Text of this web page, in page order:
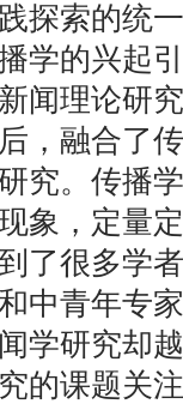
索的统一
学的兴起
闻理论研
，融合了
究。传播
象，定量
了很多学
中青年专
学研究却
的课题关